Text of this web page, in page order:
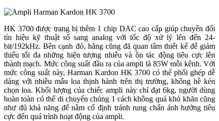
HK 3700 được trang bị thêm 1 chip DAC cao cấp giúp chuyển đổi
tín hiệu kỹ thuật số sang analog với tốc độ xử lý lên đến 24-
bit/192kHz. Bên cạnh đó, hãng cũng đã quan tâm thiết kế để giảm
thiểu tối đa những hiện tượng nhiễu và ồn tác động tiêu cực lên
thành mạch. Mức công suất đầu ra của ampli là 85W mỗi kênh. Với
mức công suất này, Harman Kardon HK 3700 có thể phối ghép dễ
dàng với nhiều mẫu loa thịnh hành trên thị trường, không hề kén
chọn loa. Khối lượng của chiếc ampli này chỉ đạt 6kg, người dùng
hoàn toàn có thể di chuyển chúng 1 cách không quá khó khăn cũng
như đủ khả năng để nằm cố định tránh rung chấn ảnh hưởng tiêu
cực đến quá trình hoạt động của ampli.